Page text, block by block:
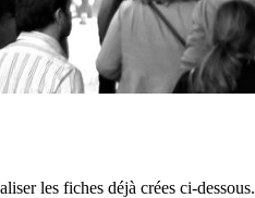
les fiches déjà crées ci-dessous.